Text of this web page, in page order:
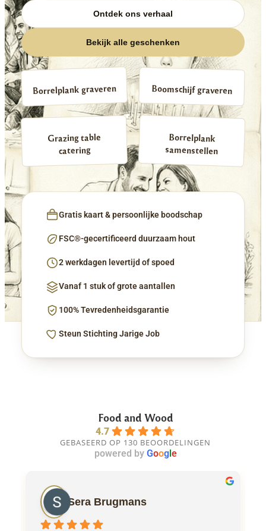
Ontdek ons verhaal
Bekijk alle geschenken
Borrelplank graveren Boomschijf graveren
Grazing table
catering
Borrelplank
samenstellen
Gratis kaart & persoonlijke boodschap
FSC®-gecertificeerd duurzaam hout
2 werkdagen levertijd of spoed
Vanaf 1 stuk of grote aantallen
100% Tevredenheidsgarantie
Steun Stichting Jarige Job
Food and Wood
4.7
GEBASEERD OP 130 BEOORDELINGEN
powered by Googl e
Sera Brugmans